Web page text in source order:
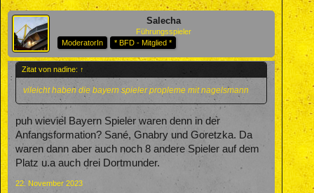
Salecha
Führungsspieler
ModeratorIn
* BFD - Mitglied *
Zitat von nadine: ↑
vileicht haben die bayern spieler propleme mit nagelsmann
puh wieviel Bayern Spieler waren denn in der
Anfangsformation? Sané, Gnabry und Goretzka. Da
waren dann aber auch noch 8 andere Spieler auf dem
Platz u.a auch drei Dortmunder.
22. November 2023